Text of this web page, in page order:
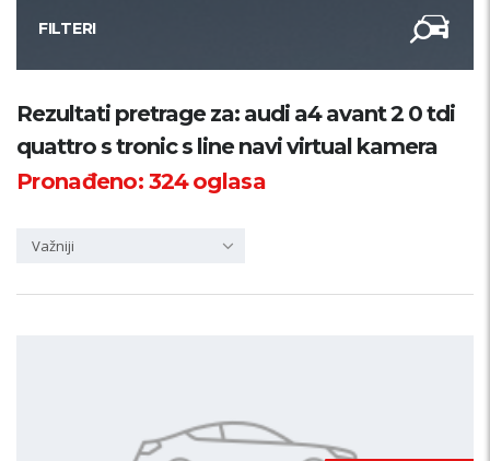
FILTERI
Kategorija
Županija
Rezultati pretrage za: audi a4 avant 2 0 tdi
quattro s tronic s line navi virtual kamera
Pronađeno:324oglasa
Važniji